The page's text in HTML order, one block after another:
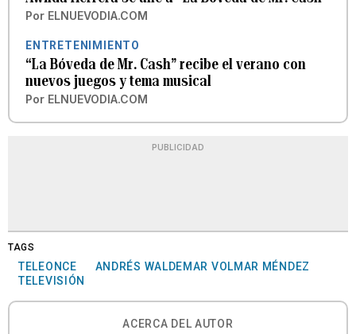
Por ELNUEVODIA.COM
ENTRETENIMIENTO
“La Bóveda de Mr. Cash” recibe el verano con
nuevos juegos y tema musical
Por ELNUEVODIA.COM
PUBLICIDAD
TAGS
TELEONCE
ANDRÉS WALDEMAR VOLMAR MÉNDEZ
TELEVISIÓN
ACERCA DEL AUTOR